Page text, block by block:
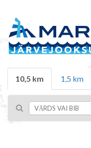
10,5 km 1,5 km